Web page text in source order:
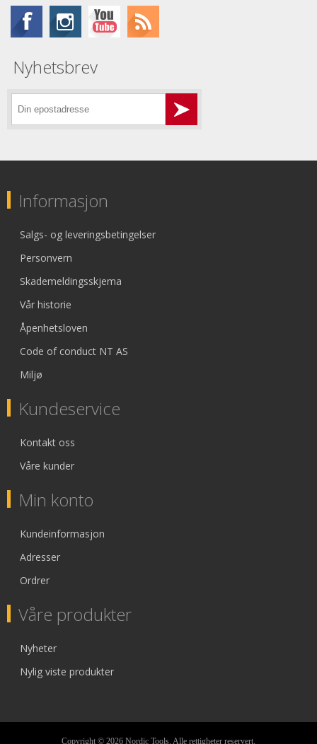
Nyhetsbrev
Informasjon
Salgs- og leveringsbetingelser
Personvern
Skademeldingsskjema
Vår historie
Åpenhetsloven
Code of conduct NT AS
Miljø
Kundeservice
Kontakt oss
Våre kunder
Min konto
Kundeinformasjon
Adresser
Ordrer
Våre produkter
Nyheter
Nylig viste produkter
Copyright © 2026 Nordic Tools. Alle rettigheter reservert.